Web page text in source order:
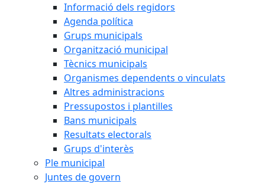
Informació dels regidors
Agenda política
Grups municipals
Organització municipal
Tècnics municipals
Organismes dependents o vinculats
Altres administracions
Pressupostos i plantilles
Bans municipals
Resultats electorals
Grups d'interès
Ple municipal
Juntes de govern